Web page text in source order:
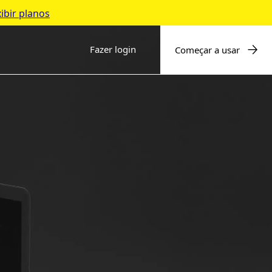
planos
Fazer login Começar a usar